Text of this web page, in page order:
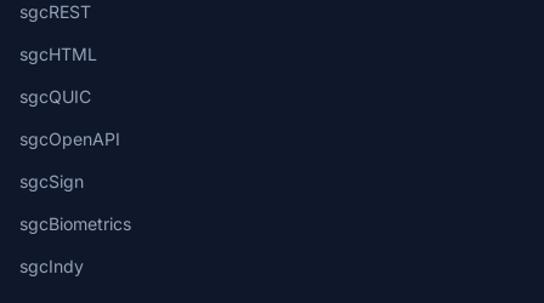
sgcREST
sgcHTML
sgcQUIC
sgcOpenAPI
sgcSign
sgcBiometrics
sgcIndy